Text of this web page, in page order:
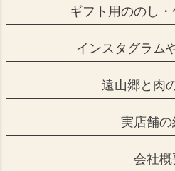
ギフト用ののし
インスタグラム
遠山郷と肉
実店舗の
会社概